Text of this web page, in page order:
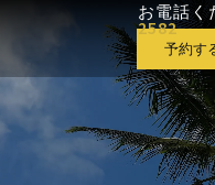
予約す
お電話く
2582